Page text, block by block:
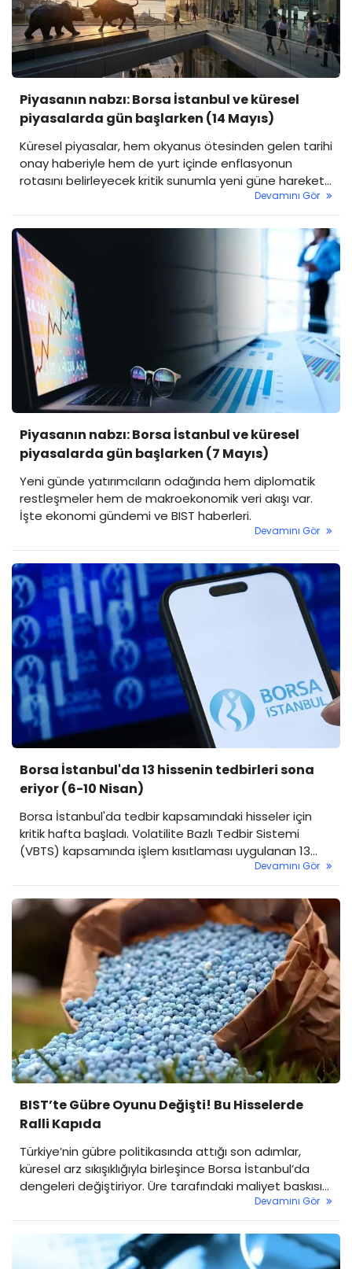
Piyasanın nabzı: Borsa İstanbul ve küresel
piyasalarda gün başlarken (14 Mayıs)
Küresel piyasalar, hem okyanus ötesinden gelen tarihi
onay haberiyle hem de yurt içinde enflasyonun
rotasını belirleyecek kritik sunumla yeni güne hareketli
Devamını Gör
Piyasanın nabzı: Borsa İstanbul ve küresel
piyasalarda gün başlarken (7 Mayıs)
Yeni günde yatırımcıların odağında hem diplomatik
restleşmeler hem de makroekonomik veri akışı var.
İşte ekonomi gündemi ve BIST haberleri.
Devamını Gör
Borsa İstanbul'da 13 hissenin tedbirleri sona
eriyor (6-10 Nisan)
Borsa İstanbul'da tedbir kapsamındaki hisseler için
kritik hafta başladı. Volatilite Bazlı Tedbir Sistemi
(VBTS) kapsamında işlem kısıtlaması uygulanan 13
hissede tedbir süreleri dolarken, söz konusu paylar
yeniden normal işlem kurallarına dönmeye
hazırlanıyor.
Devamını Gör
BIST’te Gübre Oyunu Değişti! Bu Hisselerde
Ralli Kapıda
Türkiye’nin gübre politikasında attığı son adımlar,
küresel arz sıkışıklığıyla birleşince Borsa İstanbul’da
dengeleri değiştiriyor. Üre tarafındaki maliyet baskısı
ve tedarik riski artarken, 10 yıl sonra yeniden sahaya
dönen amonyum nitrat (AN) gübreleri öne çıkıyor. Bu
dönüşüm, özellikle iç pazara odaklı üreticiler için yeni
bir büyüme hikâyesi yaratabilir.
Devamını Gör